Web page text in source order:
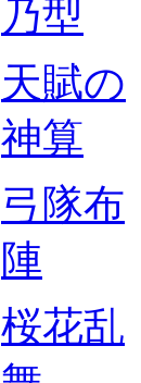
乃型
天賦の
神算
弓隊布
陣
桜花乱